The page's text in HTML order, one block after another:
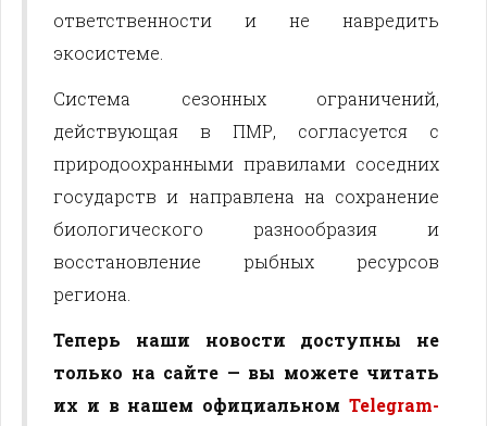
ответственности и не навредить
экосистеме.
Система сезонных ограничений,
действующая в ПМР, согласуется с
природоохранными правилами соседних
государств и направлена на сохранение
биологического разнообразия и
восстановление рыбных ресурсов
региона.
Теперь наши новости доступны не
только на сайте — вы можете читать
их и в нашем официальном Telegram-